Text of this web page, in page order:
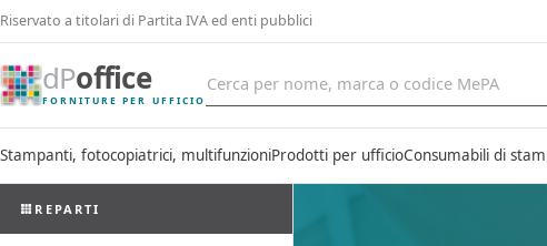
Riservato a titolari di Partita IVA ed enti pubblici
dPoffice
FORNITURE PER UFFICIO
Stampanti, fotocopiatrici, multifunzioniProdotti per ufficioConsumabili di
REPARTI